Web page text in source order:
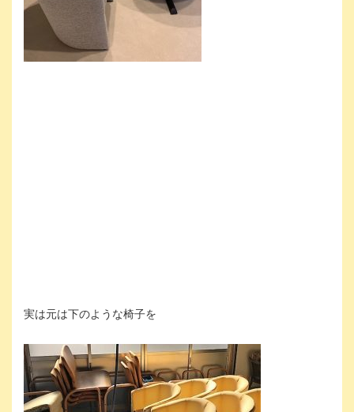
実は元は下のような椅子を